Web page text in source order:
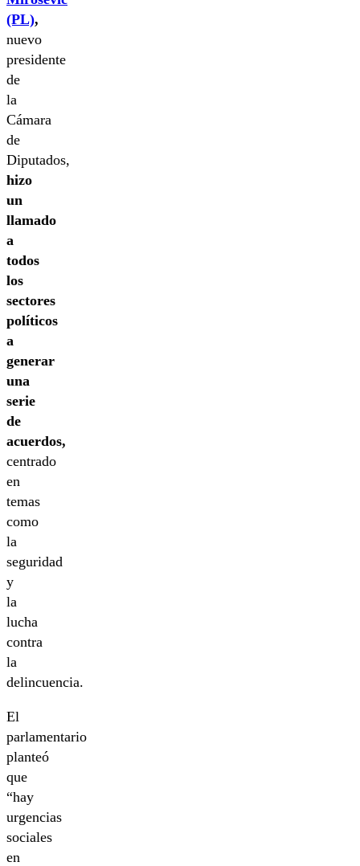
(PL),
nuevo
presidente
de
la
Cámara
de
Diputados,
hizo
un
llamado
a
todos
los
sectores
políticos
a
generar
una
serie
de
acuerdos,
centrado
en
temas
como
la
seguridad
y
la
lucha
contra
la
delincuencia.
El
parlamentario
planteó
que
“hay
urgencias
sociales
en